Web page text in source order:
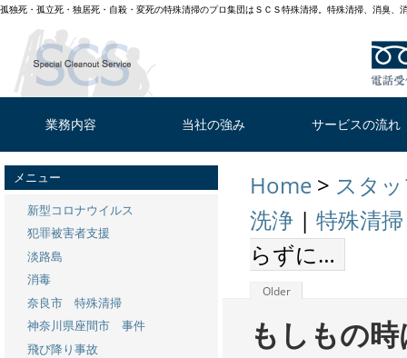
孤独死・孤立死・独居死・自殺・変死の特殊清掃のプロ集団はＳＣＳ特殊清掃。特殊清掃、消臭、
業務内容 当社の強み サービスの流れ
Home > スタ
洗浄 | 特殊清掃
らずに…
Older
もしもの
メニュー
新型コロナウイルス
犯罪被害者支援
淡路島
消毒
奈良市 特殊清掃
神奈川県座間市 事件
飛び降り事故